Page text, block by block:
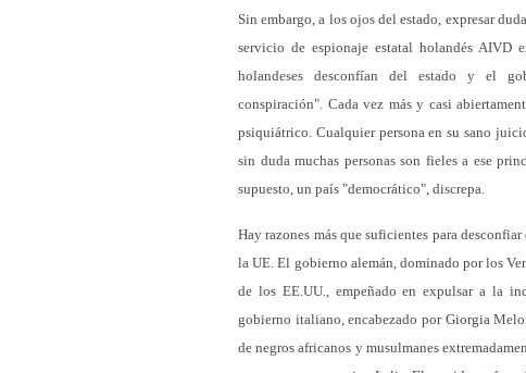
Sin embargo, a los ojos del estado, expresar
servicio de espionaje estatal holandés AIVD
holandeses desconfían del estado y el
conspiración". Cada vez más y casi
psiquiátrico. Cualquier persona en su sano
sin duda muchas personas son fieles a ese
supuesto, un país "democrático", discrepa.
Hay razones más que suficientes para
la UE. El gobierno alemán, dominado por los
de los EE.UU., empeñado en expulsar a la
gobierno italiano, encabezado por Giorgia
de negros africanos y musulmanes